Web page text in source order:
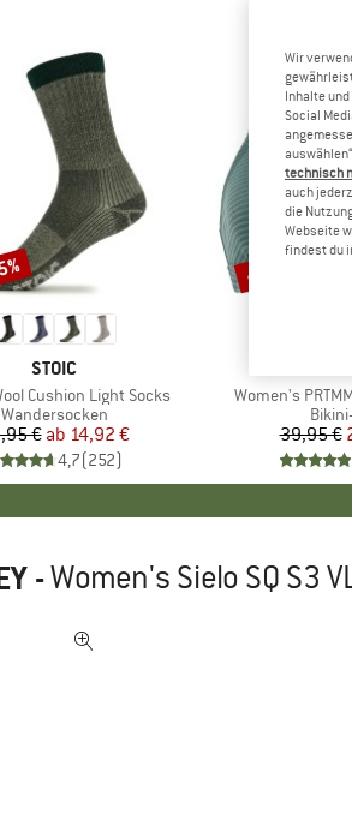
MARKE
STOIC
Cushion Light Socks
Produktgruppe
Wandersocken
Preis
€ reduzierter Preis
ab 14,92 €
4,7(252)
Artikel
Women's
39,95 €
Rabatt
40%
-Women's Sielo SQ S3
Wir
Inhalte
Social
technisch
auch
die
Webseite
findest du